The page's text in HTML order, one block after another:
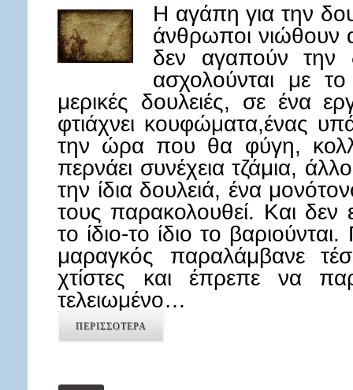
Η αγάπη για την
άνθρωποι νιώθουν
δεν αγαπούν την
ασχολούνται με
μερικές δουλειές, σε ένα
φτιάχνει κουφώματα,ένας
την ώρα που θα φύγη,
περνάει συνέχεια τζάμια,
την ίδια δουλειά, ένα
τους παρακολουθεί. Και
το ίδιο-το ίδιο το
μαραγκός παραλάμβανε
χτίστες και έπρεπε να
τελειωμένο…
ΠΕΡΙΣΣΟΤΕΡΑ